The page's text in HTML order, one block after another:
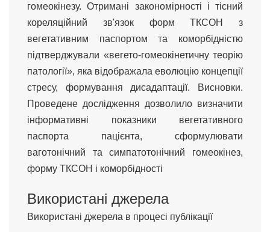
гомеокінезу. Отримані закономірності і тісний
кореляційний зв'язок форм ТКСОН з
вегетативним паспортом та коморбідністю
підтверджували «вегето-гомеокінетичну теорію
патології», яка відображала еволюцію концепції
стресу, формування дисадаптації. Висновки.
Проведене дослідження дозволило визначити
інформативні показники вегетативного
паспорта пацієнта, сформулювати
ваготонічний та симпатотонічний гомеокінез,
форму ТКСОН і коморбідності
Використані джерела
Використані джерела в процесі публікації